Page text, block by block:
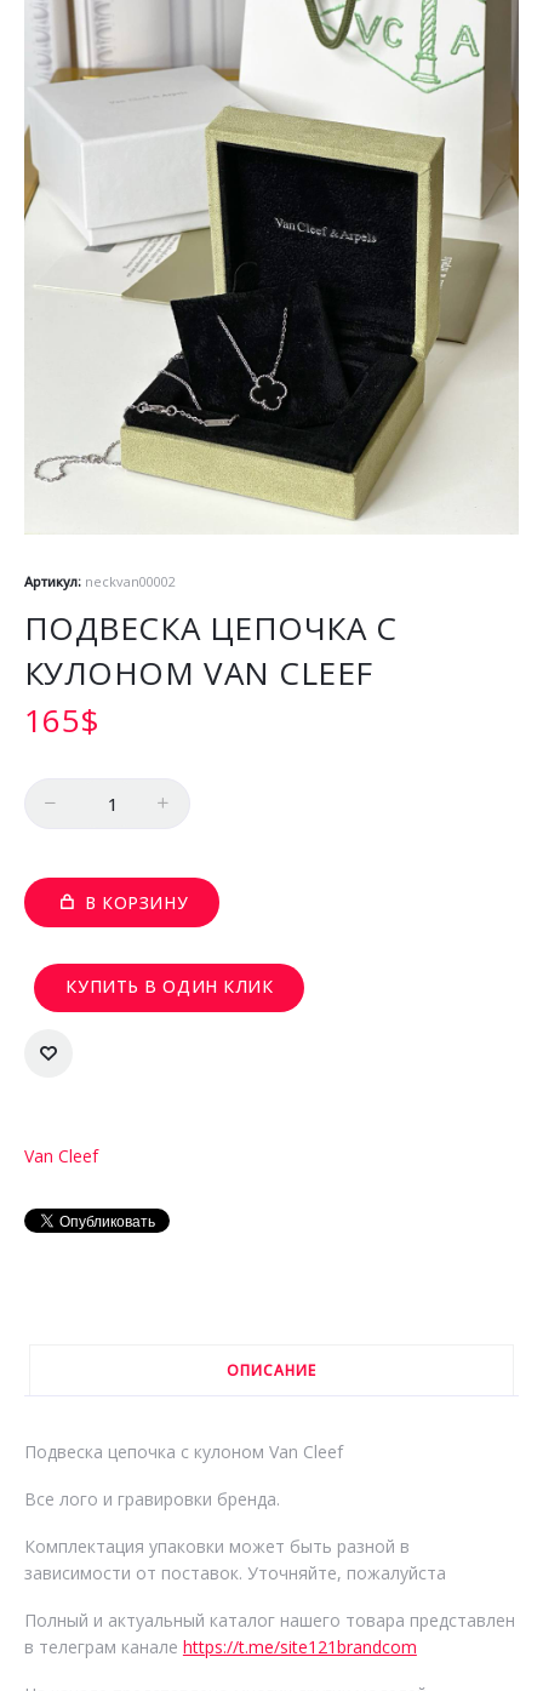
Артикул: neckvan00002
ПОДВЕСКА ЦЕПОЧКА С
КУЛОНОМ VAN CLEEF
165$
В КОРЗИНУ
КУПИТЬ В ОДИН КЛИК
Van Cleef
ОПИСАНИЕ
Подвеска цепочка с кулоном Van Cleef
Все лого и гравировки бренда.
Комплектация упаковки может быть разной в
зависимости от поставок. Уточняйте, пожалуйста
Полный и актуальный каталог нашего товара представлен
в телеграм канале https://t.me/site121brandcom